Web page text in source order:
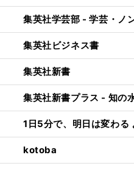
集英社学芸部 - 学芸・ノ
集英社ビジネス書
集英社新書
集英社新書プラス - 知の
1日5分で、明日は変わ
kotoba